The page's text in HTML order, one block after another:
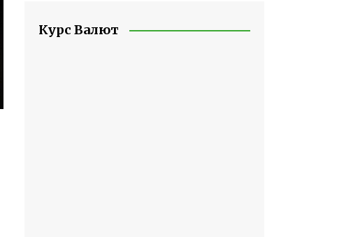
Курс Валют